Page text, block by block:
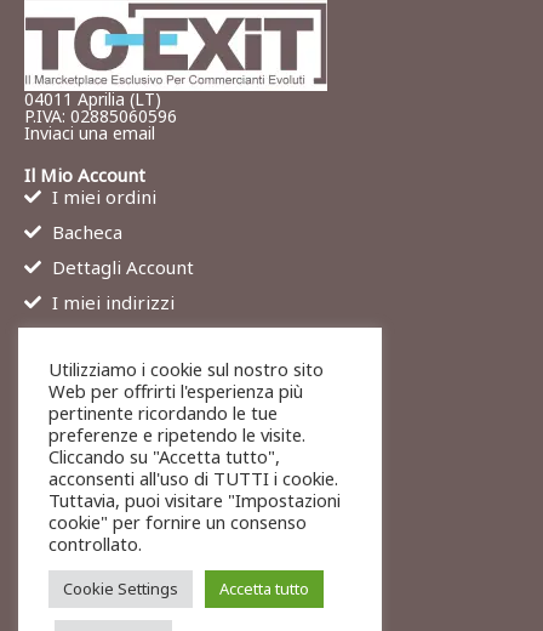
04011 Aprilia (LT)
P.IVA: 02885060596
Inviaci una email
Il Mio Account
I miei ordini
Bacheca
Dettagli Account
I miei indirizzi
Chi siamo
Services
Blog
Contatti
Legali
Termini di servizio
Resi e rimborsi
Utilizziamo i cookie sul nostro sito
Web per offrirti l'esperienza più
pertinente ricordando le tue
preferenze e ripetendo le visite.
Cliccando su "Accetta tutto",
acconsenti all'uso di TUTTI i cookie.
Tuttavia, puoi visitare "Impostazioni
cookie" per fornire un consenso
controllato.
Cookie Settings Accetta tutto